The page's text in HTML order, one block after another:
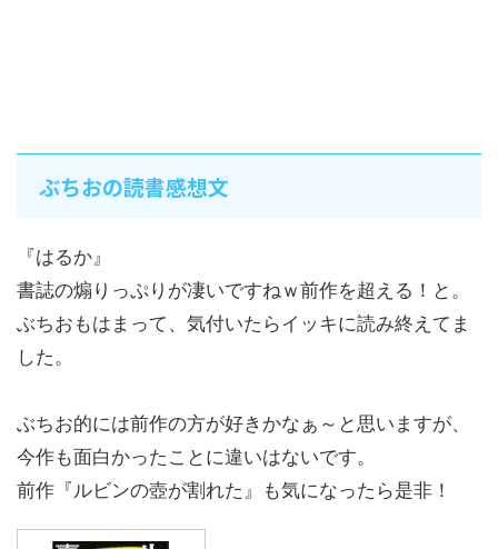
ぶちおの読書感想文
『はるか』
書誌の煽りっぷりが凄いですねｗ前作を超える！と。
ぶちおもはまって、気付いたらイッキに読み終えてま
した。
ぶちお的には前作の方が好きかなぁ～と思いますが、
今作も面白かったことに違いはないです。
前作『ルビンの壺が割れた』も気になったら是非！